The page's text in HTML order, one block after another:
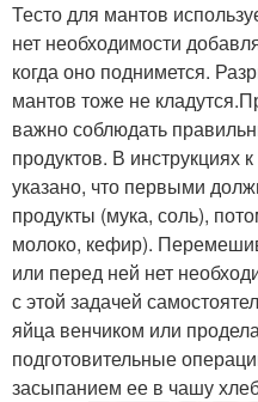
Тесто для мантов
нет необходимости
когда оно поднимется.
мантов тоже не
важно соблюдать
продуктов. В инструкциях
указано, что первыми
продукты (мука, соль),
молоко, кефир).
или перед ней нет
с этой задачей
яйца венчиком или
подготовительные
засыпанием ее в чашу